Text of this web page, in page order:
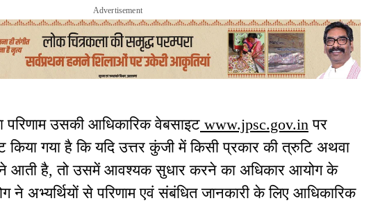
Advertisement
परिणाम उसकी आधिकारिक वेबसाइट www.jpsc.gov.in पर
किया गया है कि यदि उत्तर कुंजी में किसी प्रकार की त्रुटि अथवा
आती है, तो उसमें आवश्यक सुधार करने का अधिकार आयोग के
ने अभ्यर्थियों से परिणाम एवं संबंधित जानकारी के लिए आधिकारिक